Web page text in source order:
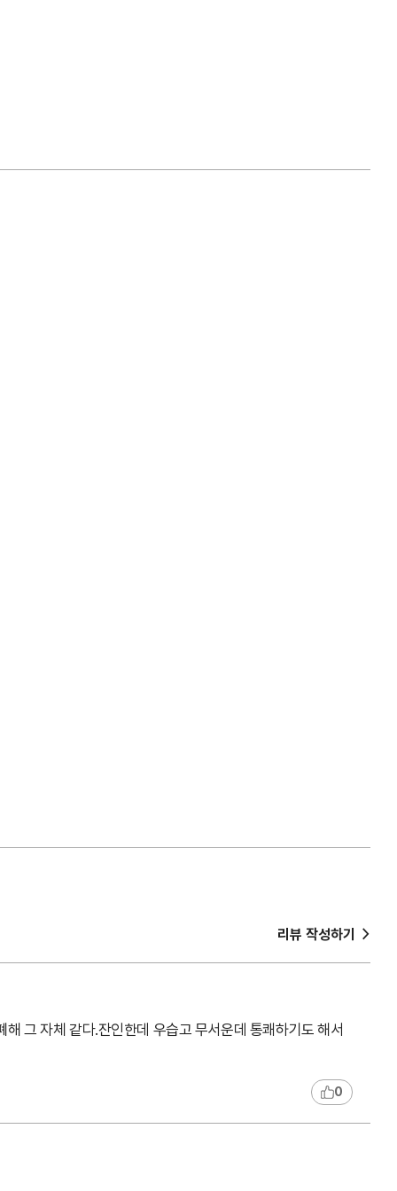
리뷰 작성하기 >
그 자체 같다.잔인한데 우습고 무서운데 통쾌하기도 해서
0